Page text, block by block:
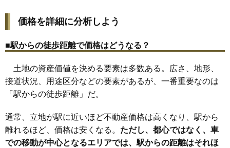
25 杉沢新所 3.6万円
27 関口 3.3万円 384万円 -8.9%
28 御囲地町 3.3万円 260万円 -15.0%
29 山田 2.8万円 432万円 -5.5%
30 二井田
31 柳田 2.4万円 223万円 -13.4%
32 上院内 1.8万円 116万円 -14.9%
33 岩崎 1.8万円 216万円 -23.5%
価格を詳細に分析しよう
■駅からの徒歩距離で価格はどうなる？
土地の資産価値を決める要素は多数ある。広さ、地形、
接道状況、用途区分などの要素があるが、一番重要なのは
「駅からの徒歩距離」だ。
通常、立地が駅に近いほど不動産価格は高くなり、駅から
離れるほど、価格は安くなる。 ただし、都心ではなく、車
での移動が中心となるエリアでは、駅からの距離はそれほ